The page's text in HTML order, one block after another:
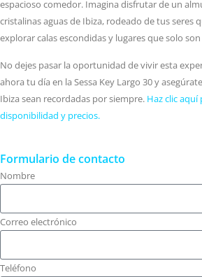
espacioso comedor. Imagina disfrutar de un
cristalinas aguas de Ibiza, rodeado de tus seres
explorar calas escondidas y lugares que solo
No dejes pasar la oportunidad de vivir esta
ahora tu día en la Sessa Key Largo 30 y
Ibiza sean recordadas por siempre. Haz clic
disponibilidad y precios.
Formulario de contacto
Nombre
Correo electrónico
Teléfono